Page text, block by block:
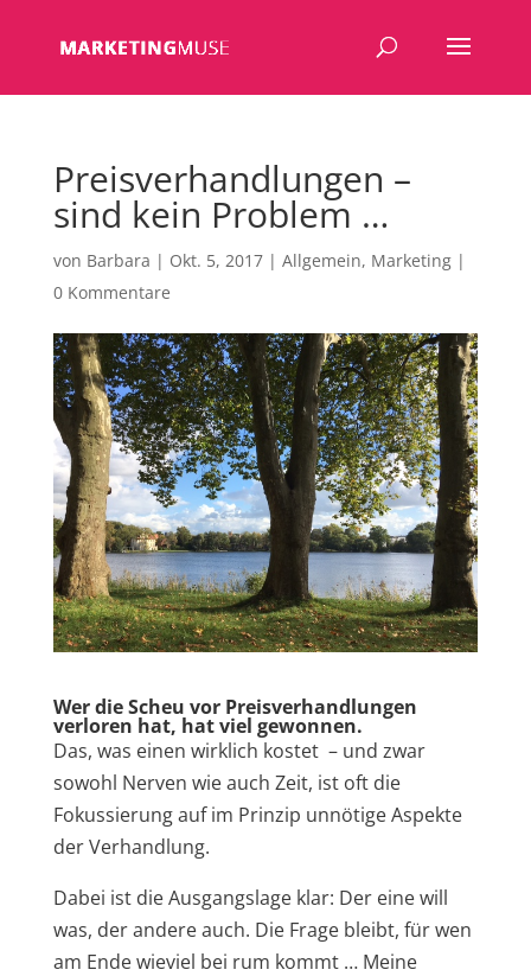
Preisverhandlungen –
sind kein Problem …
von Barbara | Okt. 5, 2017| Allgemein, Marketing|
0 Kommentare
Wer die Scheu vor Preisverhandlungen
verloren hat, hat viel gewonnen.
Das, was einen wirklich kostet – und zwar
sowohl Nerven wie auch Zeit, ist oft die
Fokussierung auf im Prinzip unnötige Aspekte
der Verhandlung.
Dabei ist die Ausgangslage klar: Der eine will
was, der andere auch. Die Frage bleibt, für wen
am Ende wieviel bei rum kommt … Meine